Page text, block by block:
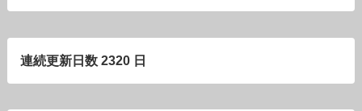
連続更新日数 2320 日